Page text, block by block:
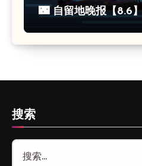
🌃 自留地晚报【8.6
搜索
搜
索：